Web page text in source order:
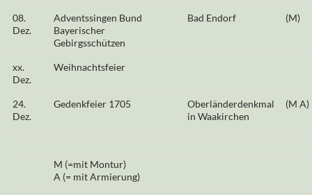
08.
Dez.
Adventssingen Bund
Bayerischer
Gebirgsschützen
Bad Endorf (M)
xx.
Dez.
Weihnachtsfeier
24.
Dez.
Gedenkfeier 1705
Oberländerdenkmal
in Waakirchen
(M A)
M (=mit Montur)
A (= mit Armierung)